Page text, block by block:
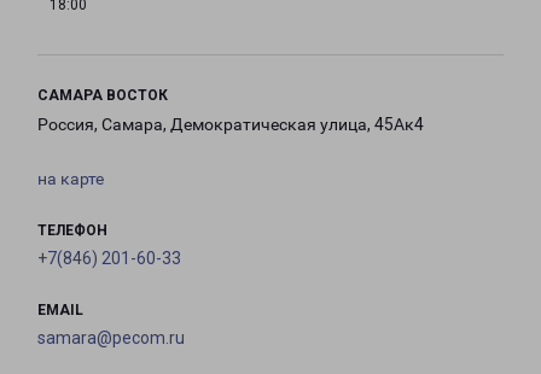
18:00
САМАРА ВОСТОК
Россия, Самара, Демократическая улица, 45Ак4
на карте
ТЕЛЕФОН
+7(846) 201-60-33
EMAIL
samara@pecom.ru